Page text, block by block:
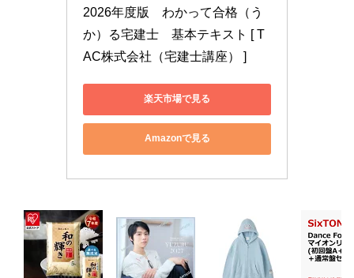
2026年度版　わかって合格（う
か）る宅建士　基本テキスト [ T
AC株式会社（宅建士講座） ]
楽天市場で見る
Amazonで見る